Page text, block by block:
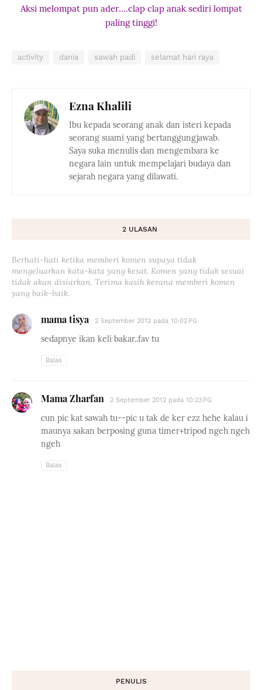
Aksi melompat pun ader....clap clap anak sediri lompat
paling tinggi!
activity dania sawah padi selamat hari raya
Ezna Khalili
Ibu kepada seorang anak dan isteri kepada
seorang suami yang bertanggungjawab.
Saya suka menulis dan mengembara ke
negara lain untuk mempelajari budaya dan
sejarah negara yang dilawati.
2 ULASAN
Berhati-hati ketika memberi komen supaya tidak
mengeluarkan kata-kata yang kesat. Komen yang tidak sesuai
tidak akan disiarkan. Terima kasih kerana memberi komen
yang baik-baik.
mama tisya 2 September 2012 pada 10:02 PG
sedapnye ikan keli bakar..fav tu
Balas
Mama Zharfan 2 September 2012 pada 10:23 PG
cun pic kat sawah tu--pic u tak de ker ezz hehe kalau i
maunya sakan berposing guna timer+tripod ngeh ngeh
ngeh
Balas
PENULIS